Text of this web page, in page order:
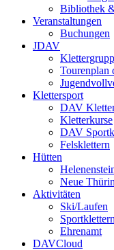
Bibliothek
Veranstaltungen
Buchungen
JDAV
Tourenplan
Klettersport
DAV
Kletterkurse
DAV
Felsklettern
Hütten
Neue
Aktivitäten
Ski/Laufen
Sportklettern
Ehrenamt
DAVCloud